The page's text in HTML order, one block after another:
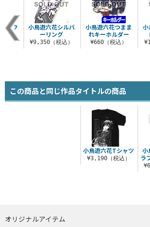
小鳥遊六花つまま
れキーホルダー
¥660（税込）
小
ーク
込）
小鳥遊六花シルバ
ーリング
¥9,350（税込）
この商品と同じ作品タイトルの商品
小鳥遊六花Tシャツ
¥3,190（税込）
小
ラ
オリジナルアイテム